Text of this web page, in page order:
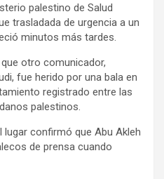
palestino de Salud
trasladada de urgencia a un
minutos más tardes.
otro comunicador,
fue herido por una bala en
registrado entre las
palestinos.
confirmó que Abu Akleh
de prensa cuando